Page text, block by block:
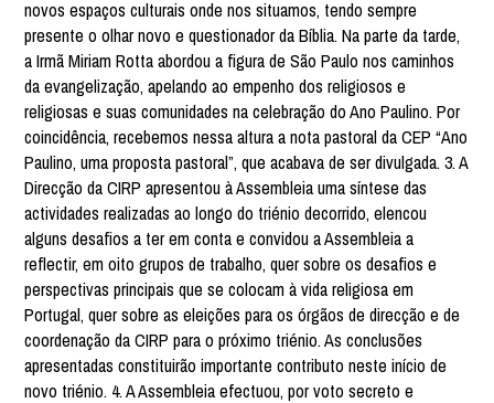
novos espaços culturais onde nos situamos, tendo sempre
presente o olhar novo e questionador da Bíblia. Na parte da tarde,
a Irmã Miriam Rotta abordou a figura de São Paulo nos caminhos
da evangelização, apelando ao empenho dos religiosos e
religiosas e suas comunidades na celebração do Ano Paulino. Por
coincidência, recebemos nessa altura a nota pastoral da CEP “Ano
Paulino, uma proposta pastoral”, que acabava de ser divulgada. 3. A
Direcção da CIRP apresentou à Assembleia uma síntese das
actividades realizadas ao longo do triénio decorrido, elencou
alguns desafios a ter em conta e convidou a Assembleia a
reflectir, em oito grupos de trabalho, quer sobre os desafios e
perspectivas principais que se colocam à vida religiosa em
Portugal, quer sobre as eleições para os órgãos de direcção e de
coordenação da CIRP para o próximo triénio. As conclusões
apresentadas constituirão importante contributo neste início de
novo triénio. 4. A Assembleia efectuou, por voto secreto e